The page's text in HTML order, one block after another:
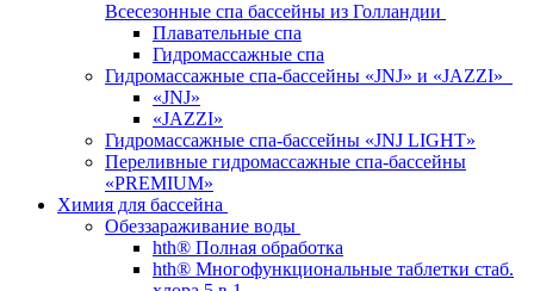
Всесезонные спа бассейны из Голландии
Плавательные спа
Гидромассажные спа
Гидромассажные спа-бассейны «JNJ» и «JAZZI»
«JNJ»
«JAZZI»
Гидромассажные спа-бассейны «JNJ LIGHT»
Переливные гидромассажные спа-бассейны
«PREMIUM»
Химия для бассейна
Обеззараживание воды
hth® Полная обработка
hth® Многофункциональные таблетки стаб.